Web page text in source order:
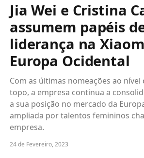
Jia Wei e Cristina
assumem papéis
liderança na
Europa Ocidental
Com as últimas nomeações ao nível
topo, a empresa continua a
a sua posição no mercado da
ampliada por talentos femininos
empresa.
24 de Fevereiro, 2023